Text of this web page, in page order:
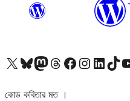
আমাদের X (আগের টুইটার) অ্যাকাউন্টে যানআমাদের Bluesky অ্যাকাউন্টটি দেখুনআমাদের মাস্টোডন অ্যাকাউন্টটি দেখুনআমাদের থ্রেডস অ্যাকাউন্টটি দেখুনআমাদের ফেসবুক পেজ দেখুনআমাদের ইন্সটাগ্রাম অ্যাকাউন্ট দেখুনআমাদের লিঙ্কডইন অ্যাকাউন্টে যানআমাদের TikTok অ্যাকাউন্টটি দেখুন
আমাদের
কোড কবিতার মত ।